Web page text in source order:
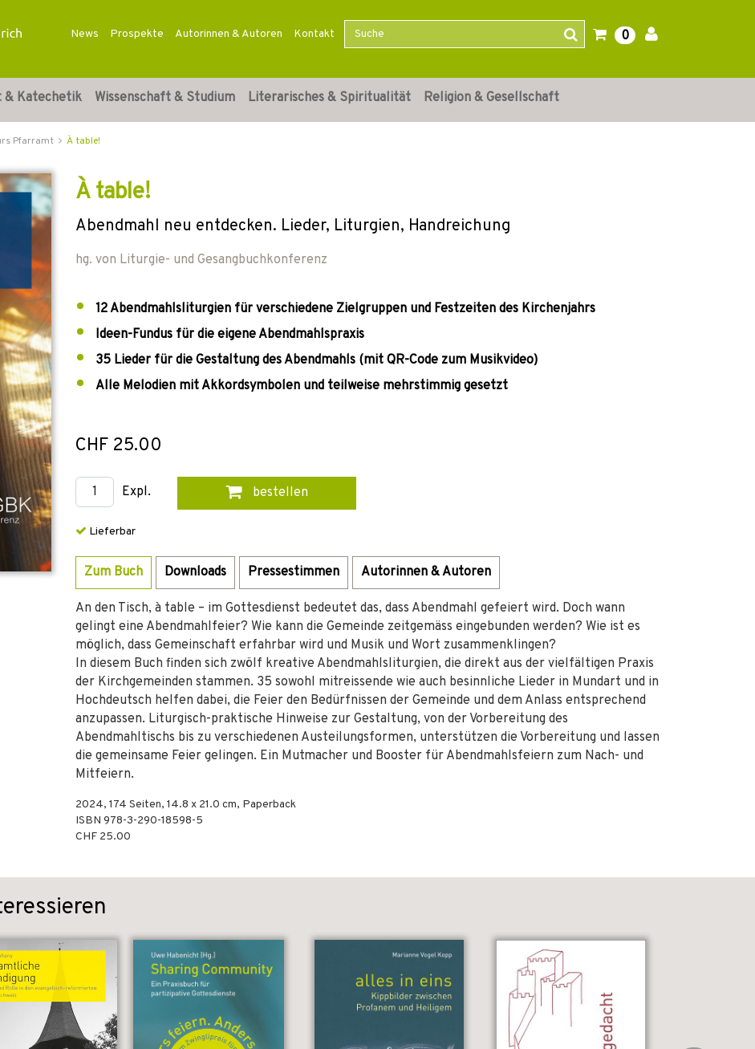
News Prospekte Autorinnen & Autoren Kontakt 0
& Katechetik Wissenschaft & Studium Literarisches & Spiritualität Religion & Gesellschaft
Pfarramt À table!
À table!
Abendmahl neu entdecken. Lieder, Liturgien, Handreichung
hg. von Liturgie- und Gesangbuchkonferenz
12 Abendmahlsliturgien für verschiedene Zielgruppen und Festzeiten des Kirchenjahrs
Ideen-Fundus für die eigene Abendmahlspraxis
35 Lieder für die Gestaltung des Abendmahls (mit QR-Code zum Musikvideo)
Alle Melodien mit Akkordsymbolen und teilweise mehrstimmig gesetzt
CHF 25.00
Expl. bestellen
Lieferbar
Zum Buch Downloads Pressestimmen Autorinnen & Autoren
An den Tisch, à table – im Gottesdienst bedeutet das, dass Abendmahl gefeiert wird. Doch wann
gelingt eine Abendmahlfeier? Wie kann die Gemeinde zeitgemäss eingebunden werden? Wie ist es
möglich, dass Gemeinschaft erfahrbar wird und Musik und Wort zusammenklingen?
In diesem Buch finden sich zwölf kreative Abendmahlsliturgien, die direkt aus der vielfältigen Praxis
der Kirchgemeinden stammen. 35 sowohl mitreissende wie auch besinnliche Lieder in Mundart und in
Hochdeutsch helfen dabei, die Feier den Bedürfnissen der Gemeinde und dem Anlass entsprechend
anzupassen. Liturgisch-praktische Hinweise zur Gestaltung, von der Vorbereitung des
Abendmahltischs bis zu verschiedenen Austeilungsformen, unterstützen die Vorbereitung und lassen
die gemeinsame Feier gelingen. Ein Mutmacher und Booster für Abendmahlsfeiern zum Nach- und
Mitfeiern.
2024, 174 Seiten, 14.8 x 21.0 cm, Paperback
ISBN 978-3-290-18598-5
CHF 25.00